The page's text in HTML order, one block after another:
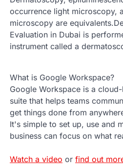
occurrence light microscopy,
microscopy are
Evaluation in Dubai is
instrument called a
What is Google Workspace?
Google Workspace is a
suite that helps teams
get things done from
It's simple to set up, use and
business can focus on what
Watch a video or find out